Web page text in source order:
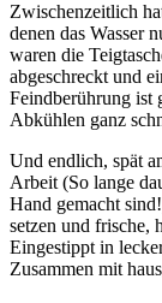
Zwischenzeitlich
denen das Wasser
waren die
abgeschreckt und
Feindberührung ist
Abkühlen ganz
Und endlich, spät
Arbeit (So lange
Hand gemacht
setzen und frische,
Eingestippt in
Zusammen mit